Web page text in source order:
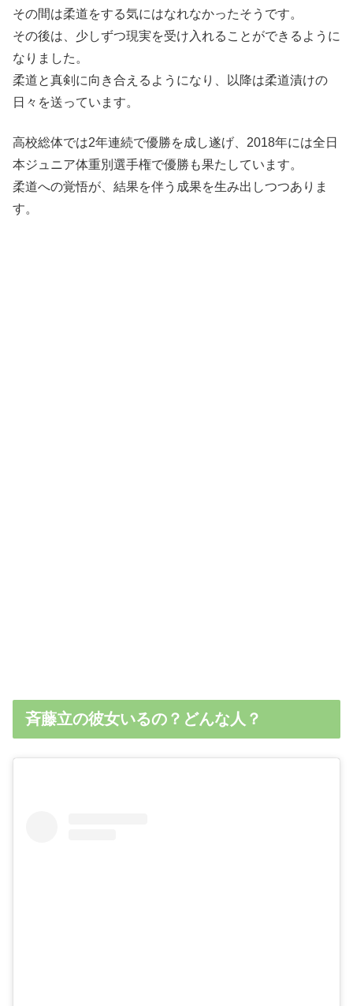
その間は柔道をする気にはなれなかったそうです。
その後は、少しずつ現実を受け入れることができるように
なりました。
柔道と真剣に向き合えるようになり、以降は柔道漬けの
日々を送っています。
高校総体では2年連続で優勝を成し遂げ、2018年には全日
本ジュニア体重別選手権で優勝も果たしています。
柔道への覚悟が、結果を伴う成果を生み出しつつありま
す。
斉藤立の彼女いるの？どんな人？